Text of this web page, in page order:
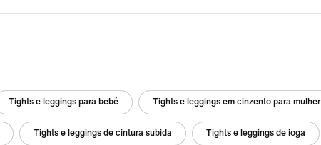
Tights e leggings para bebé Tights e leggings em cinzento para mulher
Tights e leggings de cintura subida Tights e leggings de ioga